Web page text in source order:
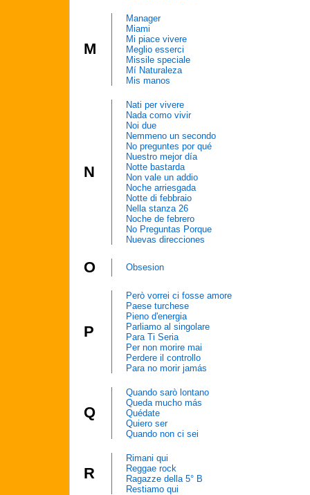
M
Manager
Miami
Mi piace vivere
Meglio esserci
Missile speciale
Mí Naturaleza
Mis manos
N
Nati per vivere
Nada como vivir
Noi due
Nemmeno un secondo
No preguntes por qué
Nuestro mejor día
Notte bastarda
Non vale un addio
Noche arriesgada
Notte di febbraio
Nella stanza 26
Noche de febrero
No Preguntas Porque
Nuevas direcciones
O Obsesion
P
Però vorrei ci fosse amore
Paese turchese
Pieno d'energia
Parliamo al singolare
Para Ti Seria
Per non morire mai
Perdere il controllo
Para no morir jamás
Q
Quando sarò lontano
Queda mucho más
Quédate
Quiero ser
Quando non ci sei
R
Rimani qui
Reggae rock
Ragazze della 5° B
Restiamo qui